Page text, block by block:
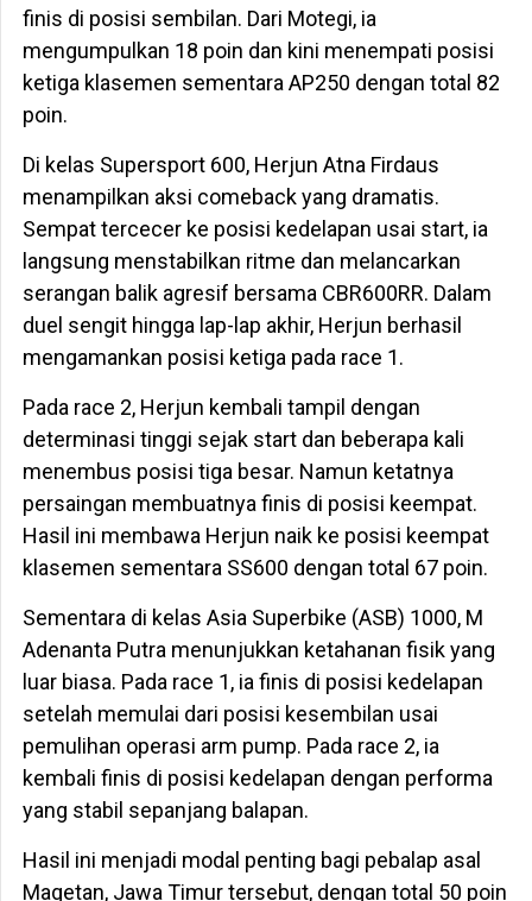
finis di posisi sembilan. Dari Motegi, ia
mengumpulkan 18 poin dan kini menempati posisi
ketiga klasemen sementara AP250 dengan total 82
poin.
Di kelas Supersport 600, Herjun Atna Firdaus
menampilkan aksi comeback yang dramatis.
Sempat tercecer ke posisi kedelapan usai start, ia
langsung menstabilkan ritme dan melancarkan
serangan balik agresif bersama CBR600RR. Dalam
duel sengit hingga lap-lap akhir, Herjun berhasil
mengamankan posisi ketiga pada race 1.
Pada race 2, Herjun kembali tampil dengan
determinasi tinggi sejak start dan beberapa kali
menembus posisi tiga besar. Namun ketatnya
persaingan membuatnya finis di posisi keempat.
Hasil ini membawa Herjun naik ke posisi keempat
klasemen sementara SS600 dengan total 67 poin.
Sementara di kelas Asia Superbike (ASB) 1000, M
Adenanta Putra menunjukkan ketahanan fisik yang
luar biasa. Pada race 1, ia finis di posisi kedelapan
setelah memulai dari posisi kesembilan usai
pemulihan operasi arm pump. Pada race 2, ia
kembali finis di posisi kedelapan dengan performa
yang stabil sepanjang balapan.
Hasil ini menjadi modal penting bagi pebalap asal
Magetan, Jawa Timur tersebut, dengan total 50 poin